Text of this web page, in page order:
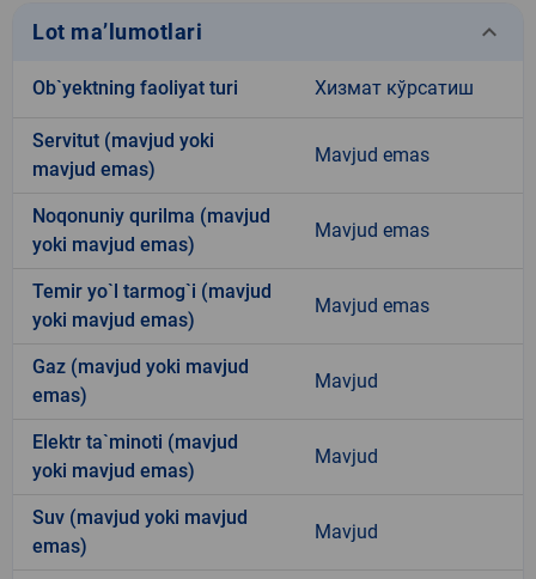
Lot ma’lumotlari keyboard_arrow_down
Ob`yektning faoliyat turi Хизмат кўрсатиш
Servitut (mavjud yoki
mavjud emas)
Mavjud emas
Noqonuniy qurilma (mavjud
yoki mavjud emas)
Mavjud emas
Temir yo`l tarmog`i (mavjud
yoki mavjud emas)
Mavjud emas
Gaz (mavjud yoki mavjud
emas)
Mavjud
Elektr ta`minoti (mavjud
yoki mavjud emas)
Mavjud
Suv (mavjud yoki mavjud
emas)
Mavjud